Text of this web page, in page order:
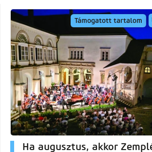
Támogatott tartalom
Ha augusztus, akkor